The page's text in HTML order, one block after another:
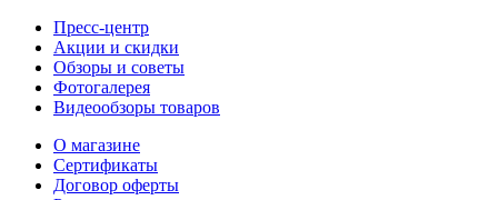
Пресс-центр
Акции и скидки
Обзоры и советы
Фотогалерея
Видеообзоры товаров
О магазине
Сертификаты
Договор оферты